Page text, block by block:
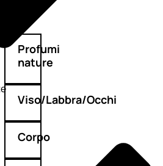
Profumi
nature
Viso/Labbra/Occhi
Corpo